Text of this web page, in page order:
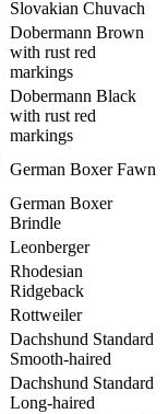
Slovakian Chuvach
Dobermann Brown
with rust red
markings
Dobermann Black
with rust red
markings
German Boxer Fawn
German Boxer
Brindle
Leonberger
Rhodesian
Ridgeback
Rottweiler
Dachshund Standard
Smooth-haired
Dachshund Standard
Long-haired